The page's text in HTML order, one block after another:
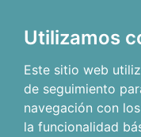
Utilizamos
Este sitio web
de seguimiento
navegación con
la funcionalidad